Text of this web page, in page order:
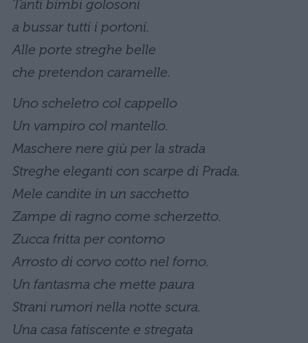
Tanti bimbi golosoni
a bussar tutti i portoni.
Alle porte streghe belle
che pretendon caramelle.
Uno scheletro col cappello
Un vampiro col mantello.
Maschere nere giù per la strada
Streghe eleganti con scarpe di Prada.
Mele candite in un sacchetto
Zampe di ragno come scherzetto.
Zucca fritta per contorno
Arrosto di corvo cotto nel forno.
Un fantasma che mette paura
Strani rumori nella notte scura.
Una casa fatiscente e stregata